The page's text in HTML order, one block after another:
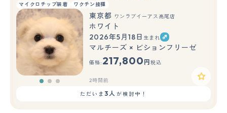
マイクロチップ装着 ワクチン接種
もっと見る
東京都 ワンラブイーアス高尾店
ホワイト
2026年5月18日 生まれ
マルチーズ × ビションフリーゼ
価格: 217,800 円 税込
2時間前
ただいま3人 が検討中！